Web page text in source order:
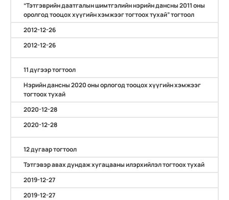
“Тэтгэврийн даатгалын шимтгэлийн нэрийн дансны 2011 оны
оролгод тооцох хүүгийн хэмжээг тогтоох тухай” тогтоол
2012-12-26
2012-12-26
11 дүгээр тогтоол
Нэрийн дансны 2020 оны орлогод тооцох хүүгийн хэмжээг
тогтоох тухай
2020-12-28
2020-12-28
12 дугаар тогтоол
Тэтгэвэр авах дундаж хугацааны илэрхийлэл тогтоох тухай
2019-12-27
2019-12-27